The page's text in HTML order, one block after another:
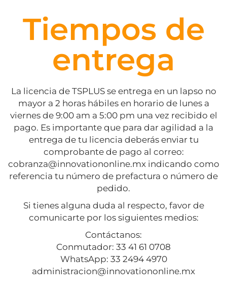
Tiempos de
entrega
La licencia de TSPLUS se entrega en un lapso no
mayor a 2 horas hábiles en horario de lunes a
viernes de 9:00 am a 5:00 pm una vez recibido el
pago. Es importante que para dar agilidad a la
entrega de tu licencia deberás enviar tu
comprobante de pago al correo:
cobranza@innovationonline.mx indicando como
referencia tu número de prefactura o número de
pedido.
Si tienes alguna duda al respecto, favor de
comunicarte por los siguientes medios:
Contáctanos:
Conmutador: 33 41 61 0708
WhatsApp: 33 2494 4970
administracion@innovationonline.mx